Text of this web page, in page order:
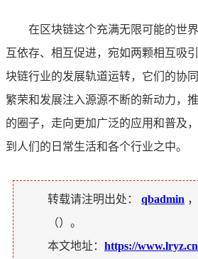
在区块链这个充满无限可能的世
互依存、相互促进，宛如两颗相互吸
块链行业的发展轨道运转，它们的协
繁荣和发展注入源源不断的新动力，
的圈子，走向更加广泛的应用和普及
到人们的日常生活和各个行业之中。
转载请注明出处： qbadmin
（）。
本文地址： https://